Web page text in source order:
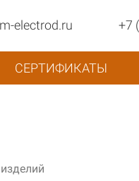
electrod.ru +7
СЕРТИФИКАТЫ